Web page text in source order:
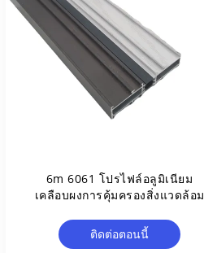
6m 6061 โปรไฟล์อลูมิเนียม
เคลือบผงการคุ้มครองสิ่งแวดล้อม
ติดต่อตอนนี้